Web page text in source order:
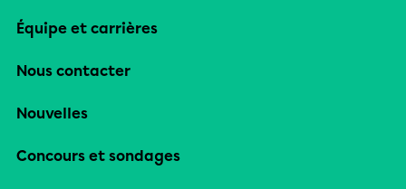
Équipe et carrières
Nous contacter
Nouvelles
Concours et sondages